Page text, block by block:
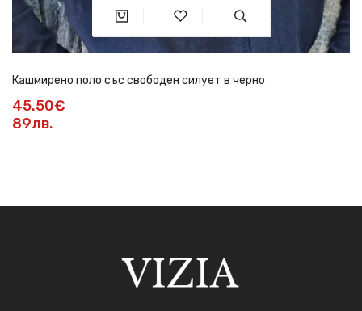
Кашмирено поло със свободен силует в черно
45.50€
89лв.